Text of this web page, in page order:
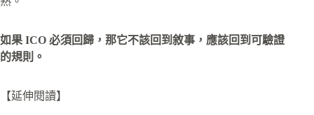
如果 ICO 必須回歸，那它不該回到敘事，應該回到可驗證
的規則。
【延伸閱讀】